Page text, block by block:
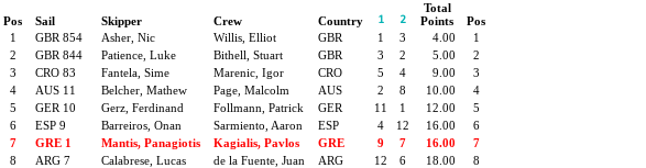
Pos Sail Skipper Crew Country 1 2
Total
Points
Pos
1
GBR 854 Asher, Nic Willis, Elliot GBR 1 3 4.00
1
2
GBR 844 Patience, Luke Bithell, Stuart GBR 3 2 5.00
2
3
CRO 83 Fantela, Sime Marenic, Igor CRO 5 4 9.00
3
4
AUS 11 Belcher, Mathew Page, Malcolm AUS 2 8 10.00
4
5
GER 10 Gerz, Ferdinand Follmann, Patrick GER 11 1 12.00
5
6
ESP 9 Barreiros, Onan Sarmiento, Aaron ESP 4 12 16.00
6
7
GRE 1 Mantis, Panagiotis Kagialis, Pavlos GRE 9 7 16.00
7
8
ARG 7 Calabrese, Lucas de la Fuente, Juan ARG 12 6 18.00
8
with access to a wide range of information with
clicks of their mouse. I think we're on the mark
usability, providing quick access to details of the
products, technology, services and news," said
Director, Mark Hauser.